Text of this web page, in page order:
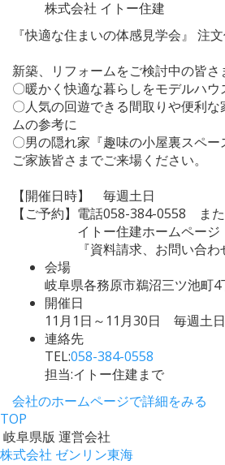
株式会社 イトー住建
『快適な住まいの体感見学会』 注
新築、リフォームをご検討中の皆
〇暖かく快適な暮らしをモデルハウ
〇人気の回遊できる間取りや便利
ムの参考に
〇男の隠れ家『趣味の小屋裏スペ
ご家族皆さまでご来場ください。
【開催日時】 毎週土日
【ご予約】電話058-384-0558 また
イトー住建ホームページ
『資料請求、お問い合わせ
会場
岐阜県各務原市鵜沼三ツ池町4
開催日
11月1日～11月30日 毎週土日
連絡先
TEL:058-384-0558
担当:イトー住建まで
会社のホームページで詳細をみる
TOP
岐阜県版 運営会社
株式会社 ゼンリン東海